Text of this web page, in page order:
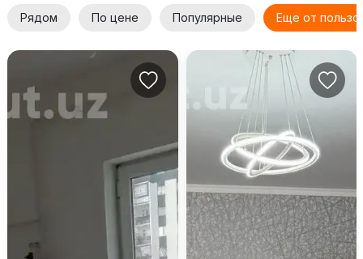
Рядом По цене Популярные Еще от